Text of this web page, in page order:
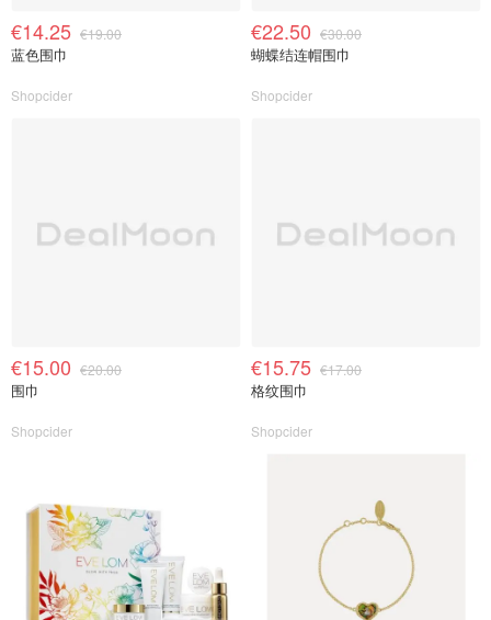
€14.25 €19.00
蓝色围巾
Shopcider
€22.50 €30.00
蝴蝶结连帽围巾
Shopcider
€15.00 €20.00
围巾
Shopcider
€15.75 €17.00
格纹围巾
Shopcider